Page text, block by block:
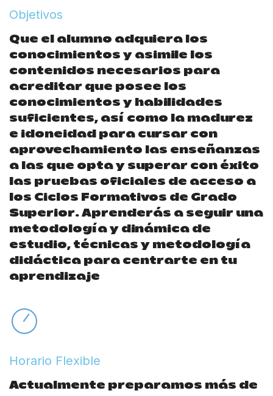
Objetivos
Que el alumno adquiera los
conocimientos y asimile los
contenidos necesarios para
acreditar que posee los
conocimientos y habilidades
suficientes, así como la madurez
e idoneidad para cursar con
aprovechamiento las enseñanzas
a las que opta y superar con éxito
las pruebas oficiales de acceso a
los Ciclos Formativos de Grado
Superior. Aprenderás a seguir una
metodología y dinámica de
estudio, técnicas y metodología
didáctica para centrarte en tu
aprendizaje
Horario Flexible
Actualmente preparamos más de